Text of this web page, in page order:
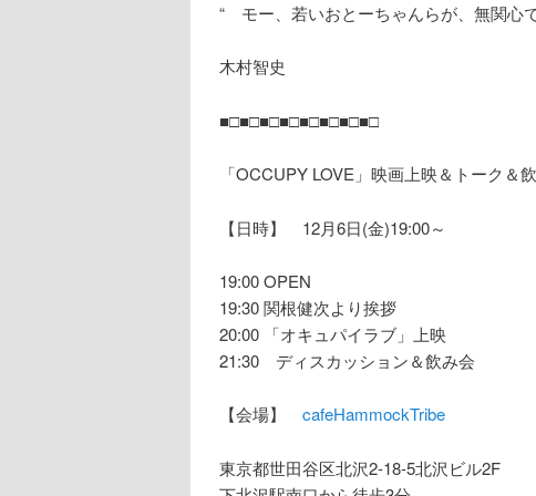
“ モー、若いおとーちゃんらが、無関心
木村智史
■□■□■□■□■□■□■□■□
「OCCUPY LOVE」映画上映＆トーク＆
【日時】 12月6日(金)19:00～
19:00 OPEN
19:30 関根健次より挨拶
20:00 「オキュパイラブ」上映
21:30 ディスカッション＆飲み会
【会場】 cafeHammockTribe
東京都世田谷区北沢2-18-5北沢ビル2F